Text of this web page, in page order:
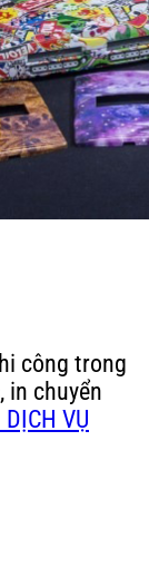
công trong
in chuyển
DỊCH VỤ